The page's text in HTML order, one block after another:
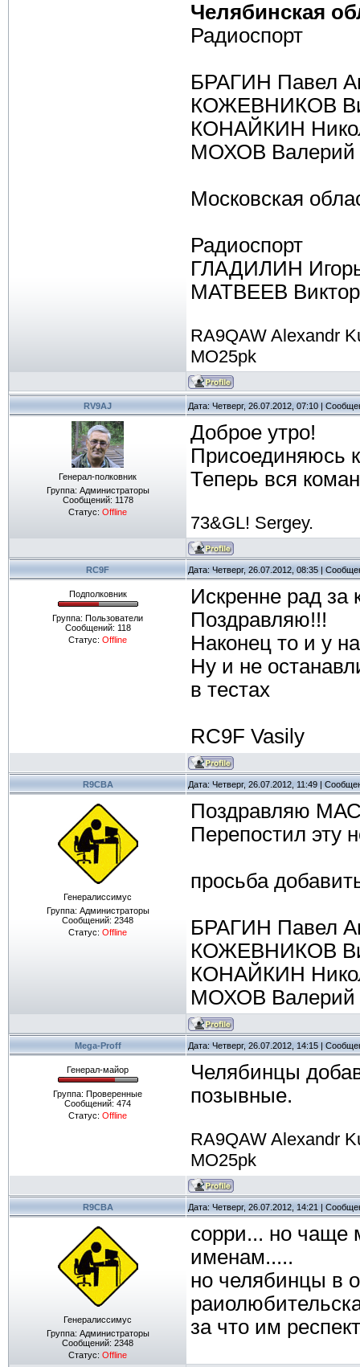
Челябинская
Радиоспорт
БРАГИН Павел
КОЖЕВНИКОВ
КОНАЙКИН
МОХОВ Валерий
Московская
Радиоспорт
ГЛАДИЛИН
МАТВЕЕВ Виктор
RA9QAW Alexandr
MO25pk
RV9AJ Дата: Четверг, 26.07.2012, 07:10 |
Генерал-полковник
Группа: Администраторы
Сообщений: 1178
Статус: Offline
Доброе утро!
Присоединяюсь
Теперь вся
73&GL! Sergey.
RC9F Дата: Четверг, 26.07.2012, 08:35 |
Подполковник
Группа: Пользователи
Сообщений: 118
Статус: Offline
Искренне рад за
Поздравляю!!!
Наконец то и у
Ну и не
в тестах
RC9F Vasily
R9CBA Дата: Четверг, 26.07.2012, 11:49 |
Генералиссимус
Группа: Администраторы
Сообщений: 2348
Статус: Offline
Поздравляю
Перепостил эту
просьба
БРАГИН Павел
КОЖЕВНИКОВ
КОНАЙКИН
МОХОВ Валерий
Mega-Proff Дата: Четверг, 26.07.2012, 14:15 |
Генерал-майор
Группа: Проверенные
Сообщений: 474
Статус: Offline
Челябинцы
позывные.
RA9QAW Alexandr
MO25pk
R9CBA Дата: Четверг, 26.07.2012, 14:21 |
Генералиссимус
Группа: Администраторы
Сообщений: 2348
Статус: Offline
сорри... но чаще
именам.....
но челябинцы в
за что им